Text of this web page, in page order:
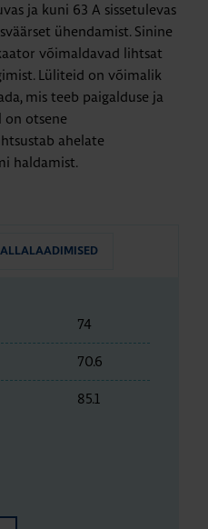
ja kuni 63 A sissetulevas
ühendamist. Sinine
võimaldavad lihtsat
Lüliteid on võimalik
mis teeb paigalduse ja
on otsene
ahelate
haldamist.
ALLALAADIMISED
74
70.6
85.1